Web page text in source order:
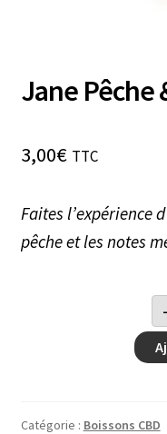
Jane Pêche
3,00€ TTC
Faites l’expérience
pêche et les notes
-
Catégorie : Boissons CBD